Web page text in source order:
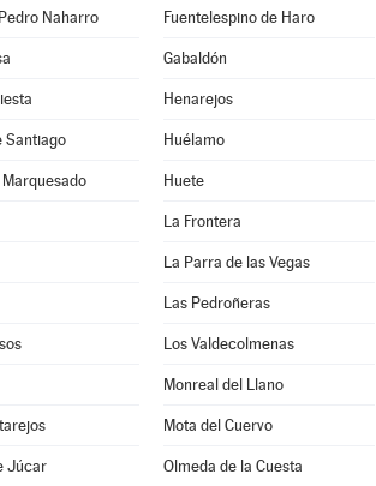
Naharro Fuentelespino de Haro
Gabaldón
Henarejos
Santiago Huélamo
Huete
La Frontera
La Parra de las Vegas
Las Pedroñeras
Los Valdecolmenas
Monreal del Llano
Mota del Cuervo
Júcar Olmeda de la Cuesta